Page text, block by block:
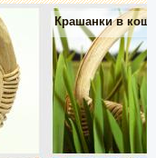
Крашанки в